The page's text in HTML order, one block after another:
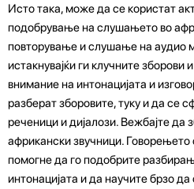
Исто така, може да се користат
подобрување на слушањето во
повторување и слушање на аудио
истакнувајќи ги клучните
внимание на интонацијата и
разберат зборовите, туку и да се
реченици и дијалози. Вежбајте да
африкански звучници. Говорењето
помогне да го подобрите
интонацијата и да научите брзо